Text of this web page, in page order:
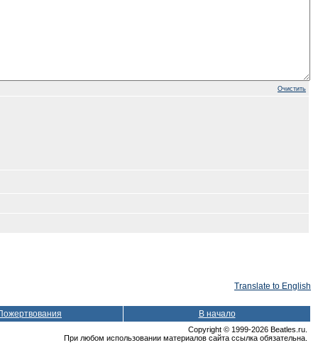
Очистить
Translate to English
В начало
Copyright © 1999-2026 Beatles.ru.
При любом использовании материалов сайта ссылка обязательна.